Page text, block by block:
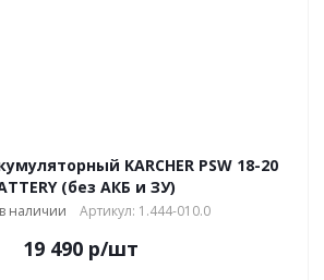
KARCHER PSW 18-20
(без АКБ и ЗУ)
наличии Артикул: 1.444-010.0
19 490 р/шт